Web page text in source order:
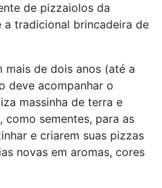
de pizzaiolos da
a tradicional brincadeira de
mais de dois anos (até a
deve acompanhar o
massinha de terra e
como sementes, para as
e criarem suas pizzas
novas em aromas, cores